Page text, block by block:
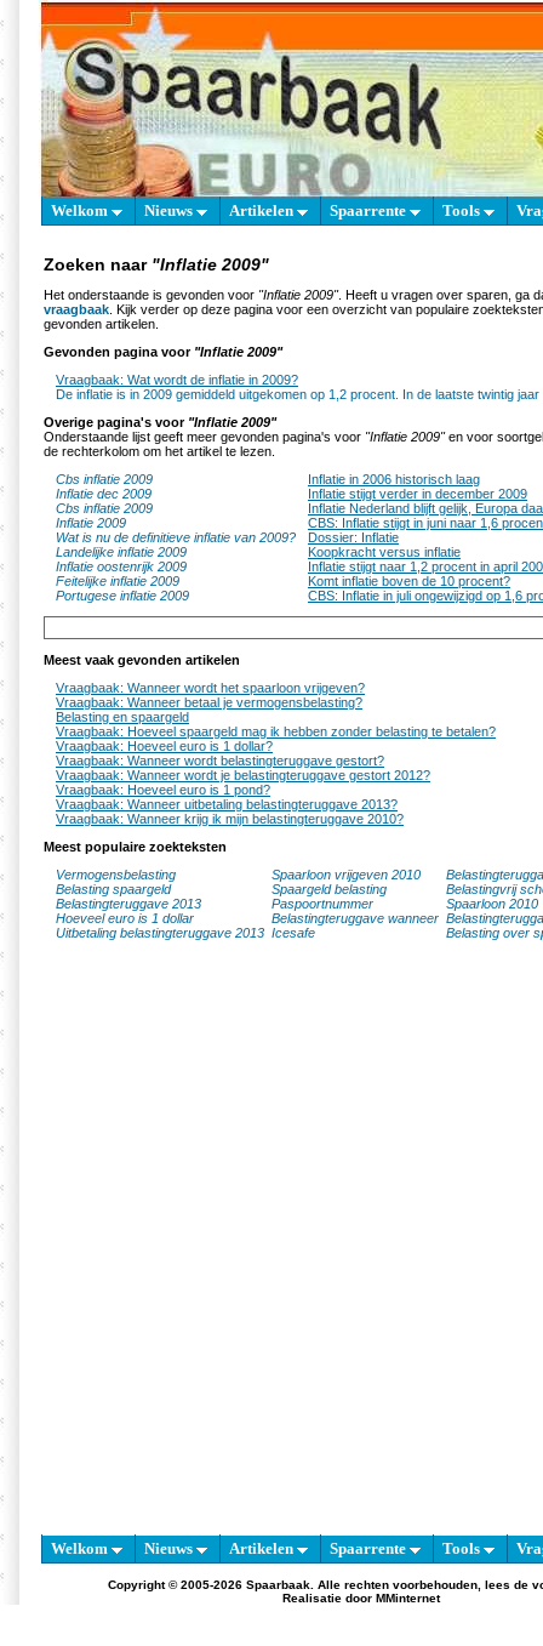
Welkom Nieuws Artikelen Spaarrente Tools
Zoeken naar "Inflatie 2009"
Het onderstaande is gevonden voor "Inflatie 2009". Heeft u vragen over sparen, ga
vraagbaak . Kijk verder op deze pagina voor een overzicht van populaire
gevonden artikelen.
Gevonden pagina voor "Inflatie 2009"
Vraagbaak: Wat wordt de inflatie in 2009?
De inflatie is in 2009 gemiddeld uitgekomen op 1,2 procent. In de laatste twintig jaar
Overige pagina's voor "Inflatie 2009"
Onderstaande lijst geeft meer gevonden pagina's voor "Inflatie 2009"en voor
de rechterkolom om het artikel te lezen.
Cbs inflatie 2009
Inflatie in 2006 historisch laag
Inflatie dec 2009
Inflatie stijgt verder in december 2009
Cbs inflatie 2009
Inflatie Nederland blijft gelijk, Europa
Inflatie 2009
CBS: Inflatie stijgt in juni naar 1,6
Wat is nu de definitieve inflatie van 2009?
Dossier: Inflatie
Landelijke inflatie 2009
Koopkracht versus inflatie
Inflatie oostenrijk 2009
Inflatie stijgt naar 1,2 procent in april
Feitelijke inflatie 2009
Komt inflatie boven de 10 procent?
Portugese inflatie 2009
CBS: Inflatie in juli ongewijzigd op 1,6
Meest vaak gevonden artikelen
Vraagbaak: Wanneer wordt het spaarloon vrijgeven?
Vraagbaak: Wanneer betaal je vermogensbelasting?
Belasting en spaargeld
Vraagbaak: Hoeveel spaargeld mag ik hebben zonder belasting te betalen?
Vraagbaak: Hoeveel euro is 1 dollar?
Vraagbaak: Wanneer wordt belastingteruggave gestort?
Vraagbaak: Wanneer wordt je belastingteruggave gestort 2012?
Vraagbaak: Hoeveel euro is 1 pond?
Vraagbaak: Wanneer uitbetaling belastingteruggave 2013?
Vraagbaak: Wanneer krijg ik mijn belastingteruggave 2010?
Meest populaire zoekteksten
Vermogensbelasting
Spaarloon vrijgeven 2010
Belasting spaargeld
Spaargeld belasting
Belastingvrij
Belastingteruggave 2013
Paspoortnummer
Spaarloon 2010
Hoeveel euro is 1 dollar
Belastingteruggave wanneer
Uitbetaling belastingteruggave 2013 Icesafe Belasting over
Welkom Nieuws Artikelen Spaarrente Tools
Copyright © 2005-2026 Spaarbaak. Alle rechten voorbehouden, lees de
Realisatie door MMinternet